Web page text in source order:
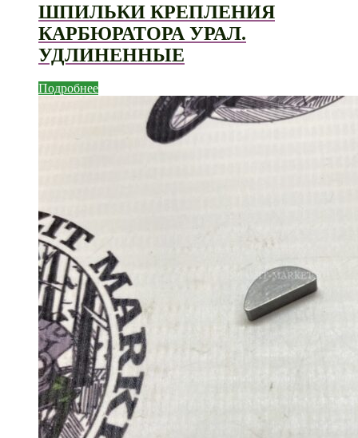
ШПИЛЬКИ КРЕПЛЕНИЯ
КАРБЮРАТОРА УРАЛ.
УДЛИНЕННЫЕ
Подробнее